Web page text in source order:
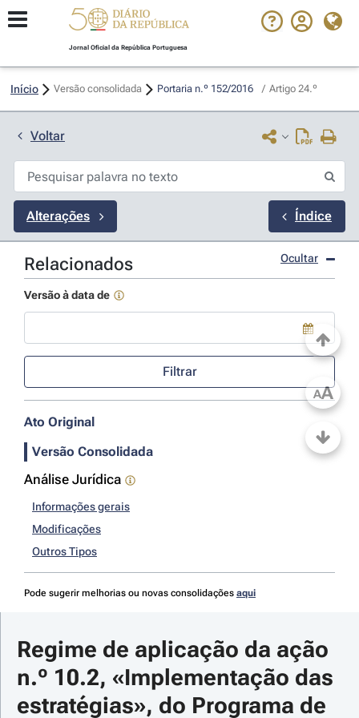
Jornal Oficial da República Portuguesa
Início Versão consolidada Portaria n.º 152/2016 / Artigo 24.º
Voltar
Alterações Índice
Relacionados Ocultar
Versão à data de
Use a tecla de seta para baixo para abrir o calendário; Use as
Filtrar
Ato Original
Versão Consolidada
Análise Jurídica
Informações gerais
Modificações
Outros Tipos
Pode sugerir melhorias ou novas consolidações aqui
Regime de aplicação da ação
n.º 10.2, «Implementação das
estratégias», do Programa de
AA